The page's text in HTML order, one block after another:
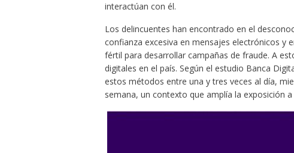
interactúan con él.
Los delincuentes han encontrado en el
confianza excesiva en mensajes electrónicos y
fértil para desarrollar campañas de fraude. A
digitales en el país. Según el estudio Banca
estos métodos entre una y tres veces al día,
semana, un contexto que amplía la exposición